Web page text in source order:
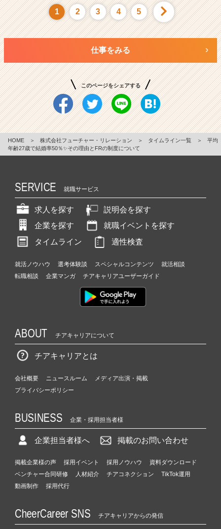
1 2 3 4 5
仕事をみる
このページをシェアする
HOME ＞ 株式会社フューチャー・リレーション ＞ タイムライン一覧 ＞
平均
年齢27歳で結婚率50％✨その理由とFRの制度について
SERVICE 就職サービス
求人を探す
説明会を探す
企業を探す
就職イベントを探す
タイムライン
適性検査
就活ノウハウ 選考体験談 スペシャルコンテンツ
就活相談
転職相談
企業マンガ チアキャリアユーザーガイド
ABOUT チアキャリアについて
チアキャリアとは
会社概要 ニュースルーム
メディア出演・掲載
プライバシーポリシー
BUSINESS 企業・採用担当者様
企業担当者様へ 掲載のお問い合わせ
掲載企業様の声 採用イベント 採用ノウハウ
資料ダウンロード
ベンチャー合同研修
人材紹介 チアコネクション
TikTok運用
動画制作
採用代行
CheerCareer SNS チアキャリアからの発信